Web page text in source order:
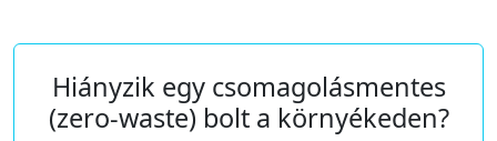
Hiányzik egy csomagolásmentes
(zero-waste) bolt a környékeden?